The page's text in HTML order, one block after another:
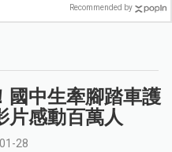
Recommended by
國中生牽腳踏車護
片感動百萬人
28